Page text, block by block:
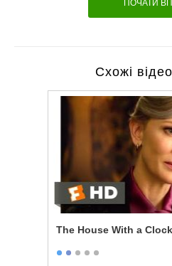
ПОЧАТИ
Схожі
The House With a